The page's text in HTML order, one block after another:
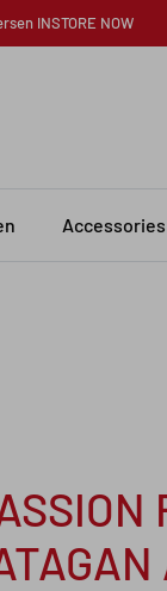
INSTORE NOW
Accessories